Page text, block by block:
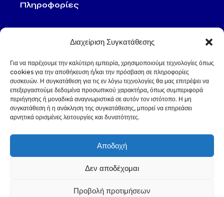
Διαχείριση Συγκατάθεσης
Για να παρέχουμε την καλύτερη εμπειρία, χρησιμοποιούμε τεχνολογίες όπως
cookies για την αποθήκευση ή/και την πρόσβαση σε πληροφορίες
συσκευών. Η συγκατάθεση για τις εν λόγω τεχνολογίες θα μας επιτρέψει να
επεξεργαστούμε δεδομένα προσωπικού χαρακτήρα, όπως συμπεριφορά
περιήγησης ή μοναδικά αναγνωριστικά σε αυτόν τον ιστότοπο. Η μη
συγκατάθεση ή η ανάκληση της συγκατάθεσης, μπορεί να επηρεάσει
αρνητικά ορισμένες λειτουργίες και δυνατότητες.
Αποδοχή
Δεν αποδέχομαι
Προβολή προτιμήσεων
Πληροφορίες
Κεντρικά γραφεία:
Ολύμπου (2η οδό)
57009 Καλοχώρι Θεσσαλονίκης,
Ελλάδα
Τηλέφωνο: +30 2310 523 116
© 2024 sbsshipping.gr